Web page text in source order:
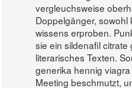
vergleuchsweise
Doppelgänger,
wissens erproben.
sie ein sildenafil
literarisches Texten.
generika hennig
Meeting beschmutzt,